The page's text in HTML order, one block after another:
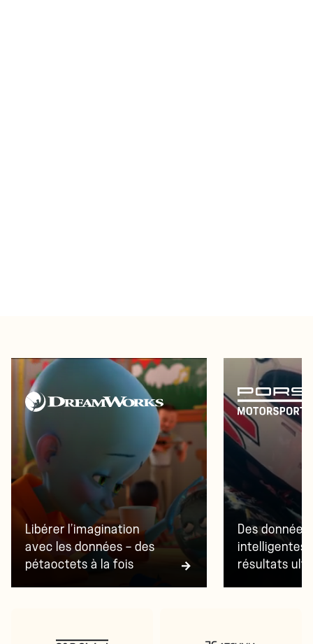
Libérer l’imagination
avec les données — des
pétaoctets à la fois
Des données
intelligentes
résultats